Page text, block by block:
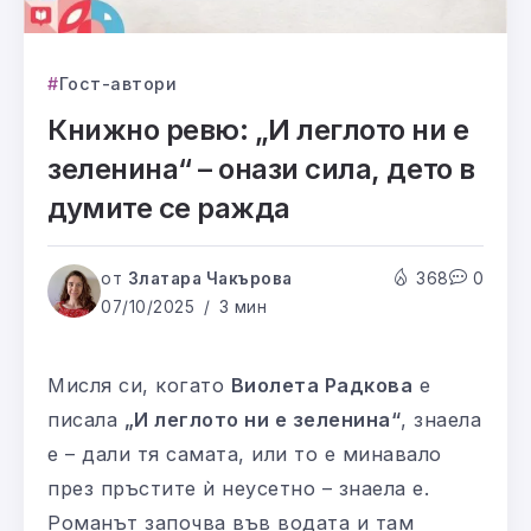
Гост-автори
Книжно ревю: „И леглото ни е
зеленина“ – онази сила, дето в
думите се ражда
от Златара Чакърова
07/10/2025
3 мин
368 0
Мисля си, когато Виолета Радкова е
писала „И леглото ни е зеленина“, знаела
е – дали тя самата, или то е минавало
през пръстите ѝ неусетно – знаела е.
Романът започва във водата и там